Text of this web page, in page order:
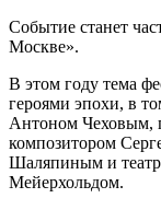
Событие станет
Москве».
В этом году тема
героями эпохи, в
Антоном Чеховым,
композитором
Шаляпиным и
Мейерхольдом.